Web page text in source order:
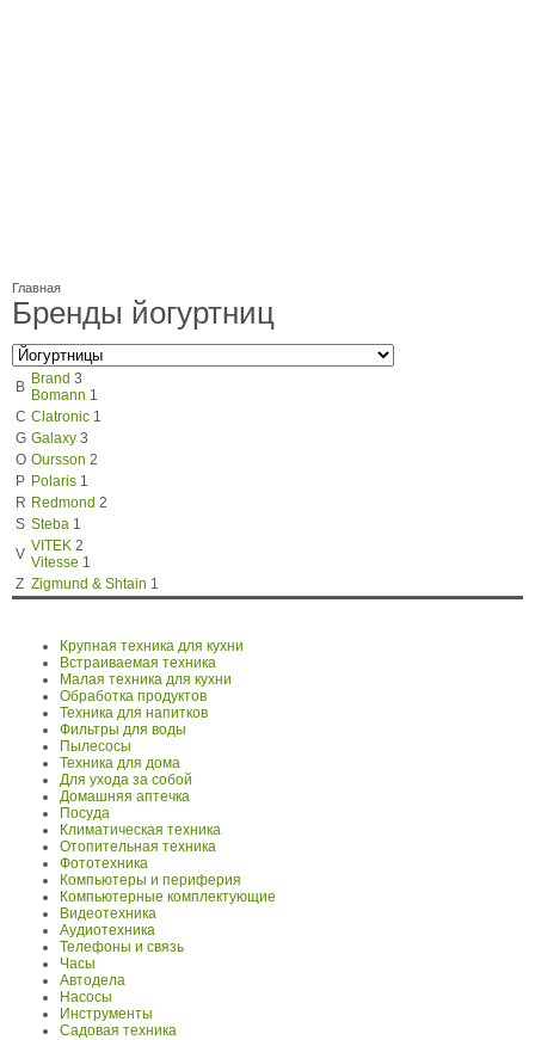
Главная
Бренды йогуртниц
B Brand 3
Bomann 1
C Clatronic 1
G Galaxy 3
O Oursson 2
P Polaris 1
R Redmond 2
S Steba 1
V VITEK 2
Vitesse 1
Z Zigmund & Shtain 1
Крупная техника для кухни
Встраиваемая техника
Малая техника для кухни
Обработка продуктов
Техника для напитков
Фильтры для воды
Пылесосы
Техника для дома
Для ухода за собой
Домашняя аптечка
Посуда
Климатическая техника
Отопительная техника
Фототехника
Компьютеры и периферия
Компьютерные комплектующие
Видеотехника
Аудиотехника
Телефоны и связь
Часы
Автодела
Насосы
Инструменты
Садовая техника